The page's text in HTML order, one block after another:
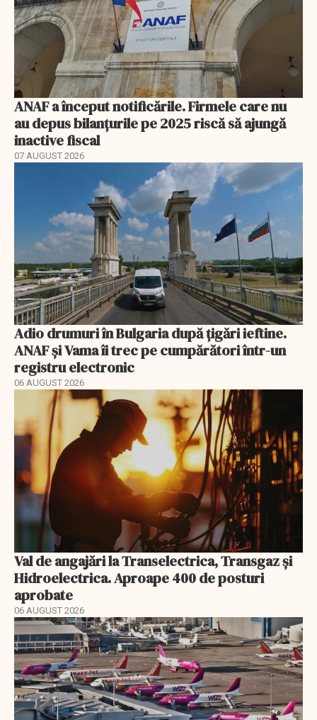
ANAF a început notificările. Firmele care nu
au depus bilanțurile pe 2025 riscă să ajungă
inactive fiscal
07 AUGUST 2026
Adio drumuri în Bulgaria după țigări ieftine.
ANAF și Vama îi trec pe cumpărători într-un
registru electronic
06 AUGUST 2026
Val de angajări la Transelectrica, Transgaz și
Hidroelectrica. Aproape 400 de posturi
aprobate
06 AUGUST 2026